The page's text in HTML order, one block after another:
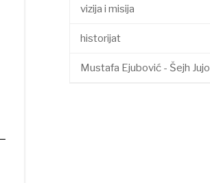
vizija i misija
historijat
Mustafa Ejubović - Šejh Jujo